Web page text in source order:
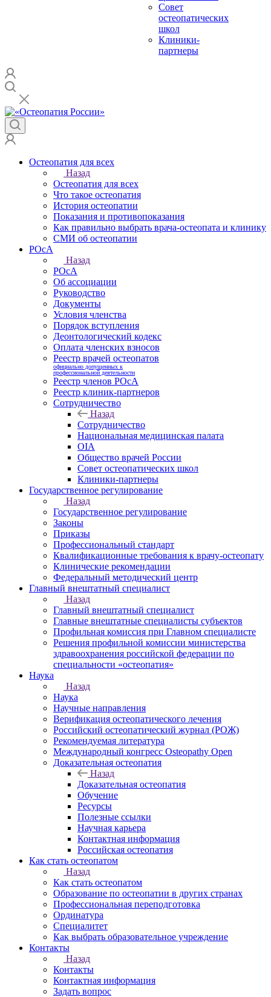
Совет
остеопатических
школ
Клиники-
партнеры
Остеопатия для всех
Назад
Остеопатия для всех
Что такое остеопатия
История остеопатии
Показания и противопоказания
Как правильно выбрать врача-остеопата и клинику
СМИ об остеопатии
РОсА
Назад
РОсА
Об ассоциации
Руководство
Документы
Условия членства
Порядок вступления
Деонтологический кодекс
Оплата членских взносов
Реестр врачей остеопатов
официально допущенных к
профессиональной деятельности
Реестр членов РОсА
Реестр клиник-партнеров
Сотрудничество
Назад
Сотрудничество
Национальная медицинская палата
OIA
Общество врачей России
Совет остеопатических школ
Клиники-партнеры
Государственное регулирование
Назад
Государственное регулирование
Законы
Приказы
Профессиональный стандарт
Квалификационные требования к врачу-остеопату
Клинические рекомендации
Федеральный методический центр
Главный внештатный специалист
Назад
Главный внештатный специалист
Главные внештатные специалисты субъектов
Профильная комиссия при Главном специалисте
Решения профильной комиссии министерства
здравоохранения российской федерации по
специальности «остеопатия»
Наука
Назад
Наука
Научные направления
Верификация остеопатического лечения
Российский остеопатический журнал (РОЖ)
Рекомендуемая литература
Международный конгресс Osteopathy Open
Доказательная остеопатия
Назад
Доказательная остеопатия
Обучение
Ресурсы
Полезные ссылки
Научная карьера
Контактная информация
Российская остеопатия
Как стать остеопатом
Назад
Как стать остеопатом
Образование по остеопатии в других странах
Профессиональная переподготовка
Ординатура
Специалитет
Как выбрать образовательное учреждение
Контакты
Назад
Контакты
Контактная информация
Задать вопрос